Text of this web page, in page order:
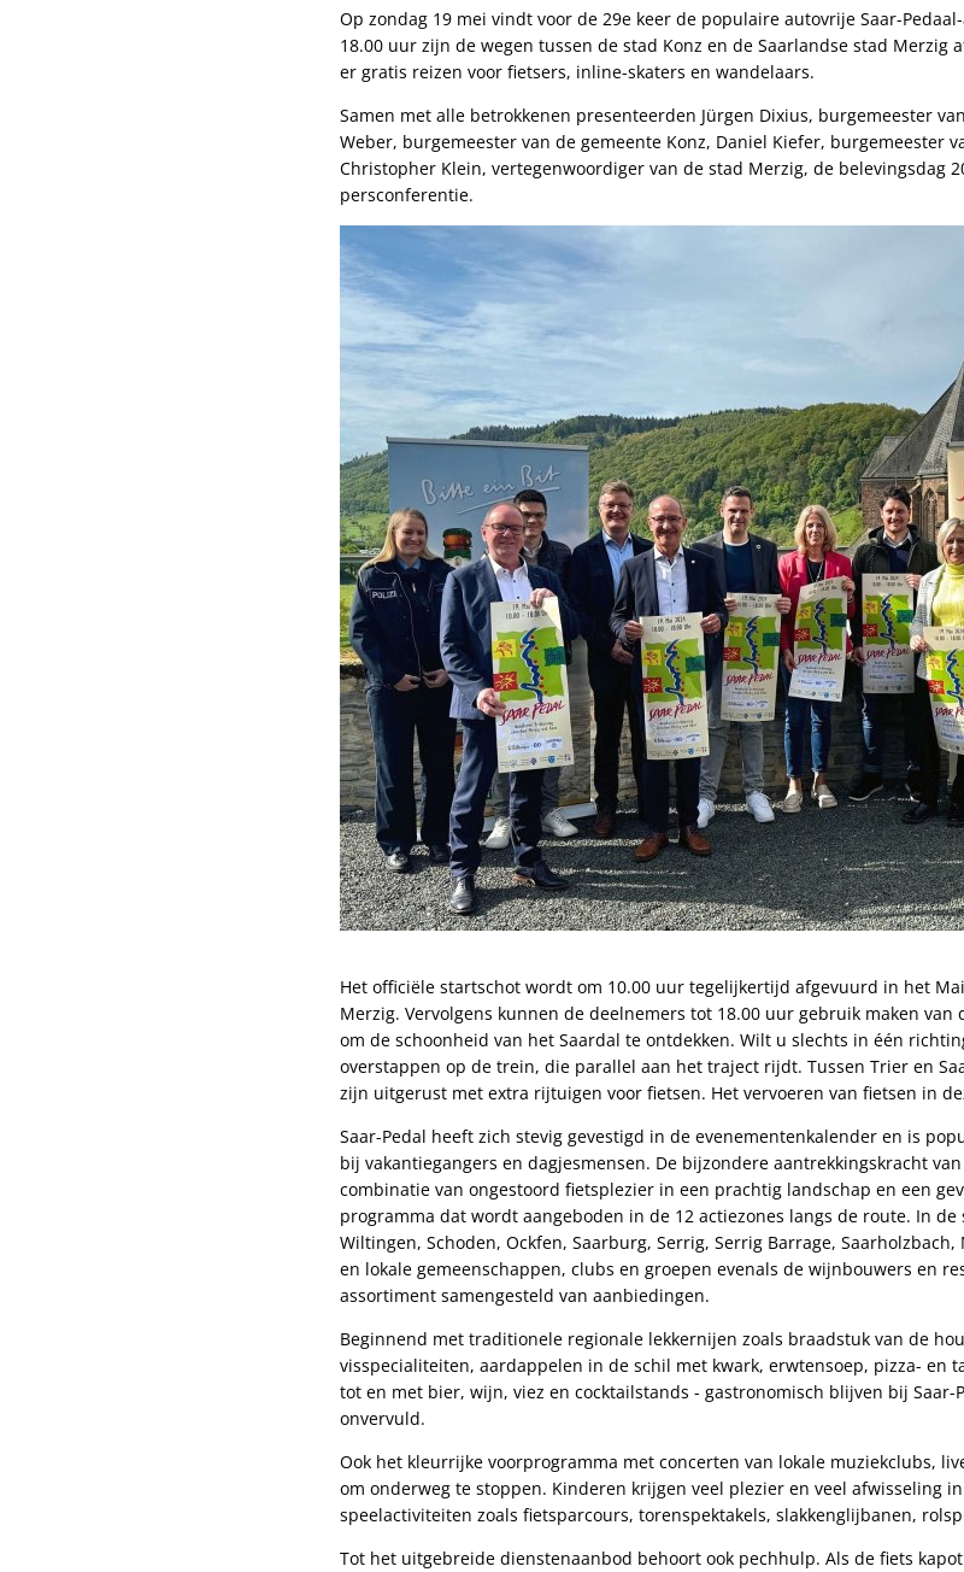
Op zondag 19 mei vindt voor de 29e keer de populaire autovrije Saar-
18.00 uur zijn de wegen tussen de stad Konz en de Saarlandse stad Merzig
er gratis reizen voor fietsers, inline-skaters en wandelaars.
Samen met alle betrokkenen presenteerden Jürgen Dixius, burgemeester
Weber, burgemeester van de gemeente Konz, Daniel Kiefer, burgemeester
Christopher Klein, vertegenwoordiger van de stad Merzig, de belevingsdag
persconferentie.
Het officiële startschot wordt om 10.00 uur tegelijkertijd afgevuurd in het
Merzig. Vervolgens kunnen de deelnemers tot 18.00 uur gebruik maken
om de schoonheid van het Saardal te ontdekken. Wilt u slechts in één
overstappen op de trein, die parallel aan het traject rijdt. Tussen Trier en
zijn uitgerust met extra rijtuigen voor fietsen. Het vervoeren van fietsen in
Saar-Pedal heeft zich stevig gevestigd in de evenementenkalender en is
bij vakantiegangers en dagjesmensen. De bijzondere aantrekkingskracht
combinatie van ongestoord fietsplezier in een prachtig landschap en een
programma dat wordt aangeboden in de 12 actiezones langs de route. In de
Wiltingen, Schoden, Ockfen, Saarburg, Serrig, Serrig Barrage,
en lokale gemeenschappen, clubs en groepen evenals de wijnbouwers en
assortiment samengesteld van aanbiedingen.
Beginnend met traditionele regionale lekkernijen zoals braadstuk van de
visspecialiteiten, aardappelen in de schil met kwark, erwtensoep, pizza- en
tot en met bier, wijn, viez en cocktailstands - gastronomisch blijven bij Saar-
onvervuld.
Ook het kleurrijke voorprogramma met concerten van lokale muziekclubs,
om onderweg te stoppen. Kinderen krijgen veel plezier en veel afwisseling
speelactiviteiten zoals fietsparcours, torenspektakels, slakkenglijbanen,
Tot het uitgebreide dienstenaanbod behoort ook pechhulp. Als de fiets